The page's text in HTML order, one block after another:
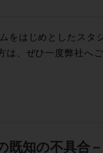
はじめとしたスタ
、ぜひ一度弊社へご